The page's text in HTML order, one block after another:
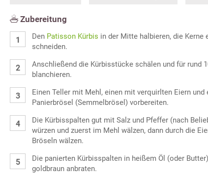
Zubereitung
Den Patisson Kürbis in der Mitte halbieren, die Kerne
schneiden.
Anschließend die Kürbisstücke schälen und für rund
blanchieren.
Einen Teller mit Mehl, einen mit verquirlten Eiern
Panierbrösel (Semmelbrösel) vorbereiten.
Die Kürbisspalten gut mit Salz und Pfeffer (nach
würzen und zuerst im Mehl wälzen, dann durch die
Bröseln wälzen.
Die panierten Kürbisspalten in heißem Öl (oder
goldbraun anbraten.